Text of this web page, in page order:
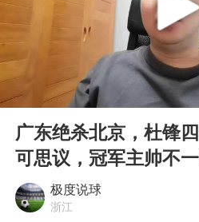
人贩子“
被一条
“老头乐
Play
00:00
广东绝杀北京，杜锋
可思议，冠军主帅不
极度说球
浙江